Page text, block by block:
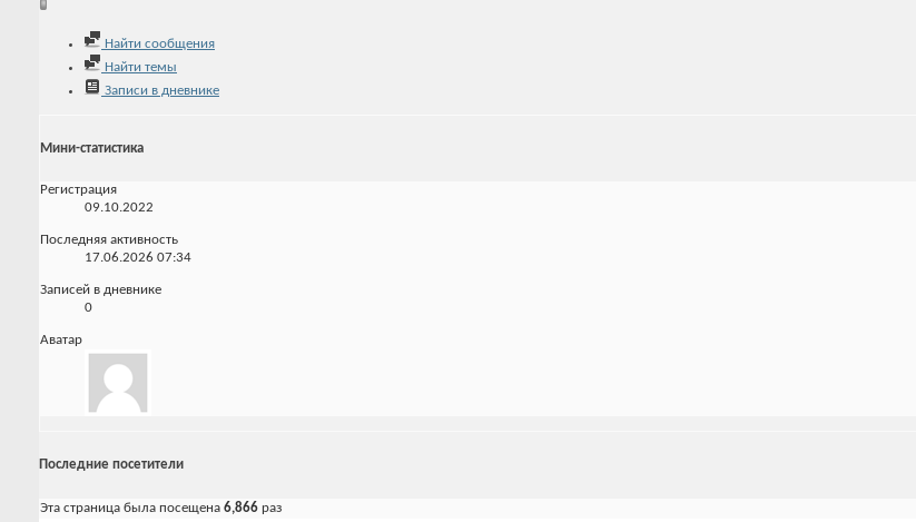
Найти сообщения
Найти темы
Записи в дневнике
Мини-статистика
Регистрация
09.10.2022
Последняя активность
17.06.2026 07:34
Записей в дневнике
0
Аватар
Последние посетители
Эта страница была посещена 6,866 раз